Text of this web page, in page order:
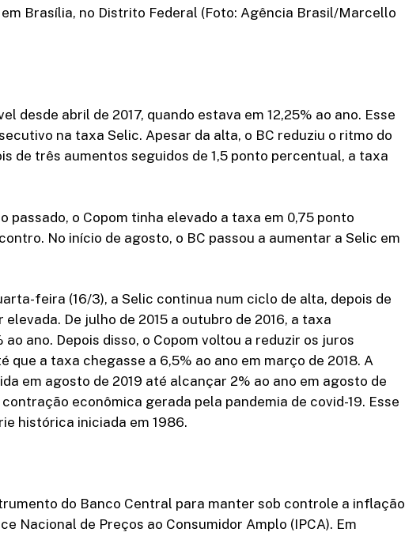
Brasília, no Distrito Federal (Foto: Agência Brasil/Marcello
desde abril de 2017, quando estava em 12,25% ao ano. Esse
na taxa Selic. Apesar da alta, o BC reduziu o ritmo do
de três aumentos seguidos de 1,5 ponto percentual, a taxa
passado, o Copom tinha elevado a taxa em 0,75 ponto
No início de agosto, o BC passou a aumentar a Selic em
feira (16/3), a Selic continua num ciclo de alta, depois de
elevada. De julho de 2015 a outubro de 2016, a taxa
ao ano. Depois disso, o Copom voltou a reduzir os juros
que a taxa chegasse a 6,5% ao ano em março de 2018. A
em agosto de 2019 até alcançar 2% ao ano em agosto de
econômica gerada pela pandemia de covid-19. Esse
histórica iniciada em 1986.
do Banco Central para manter sob controle a inflação
Nacional de Preços ao Consumidor Amplo (IPCA). Em